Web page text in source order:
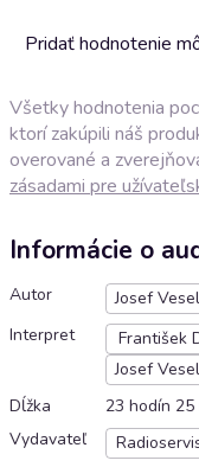
Pridať hodnotenie
Všetky hodnotenia
ktorí zakúpili náš
overované a
zásadami pre
Informácie o
Autor
Josef
Interpret
František
Josef
Dĺžka
23 hodín
Vydavateľ